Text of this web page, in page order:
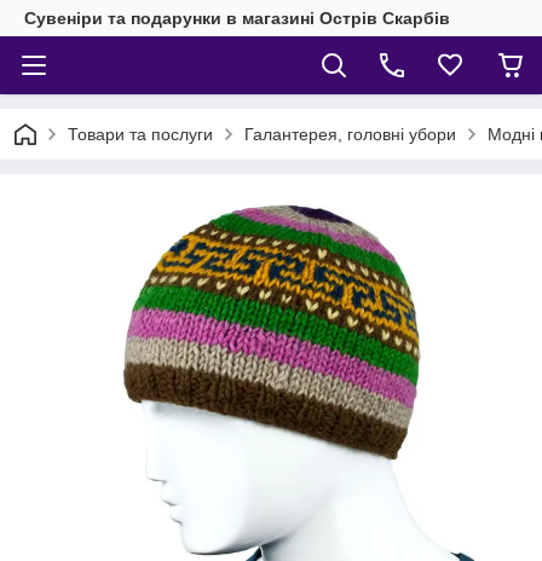
Сувеніри та подарунки в магазині Острів Скарбів
Товари та послуги Галантерея, головні убори Модні